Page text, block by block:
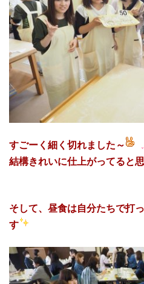
すごーく細く切れました～
結構きれいに仕上がってると
そして、昼食は自分たちで打
す